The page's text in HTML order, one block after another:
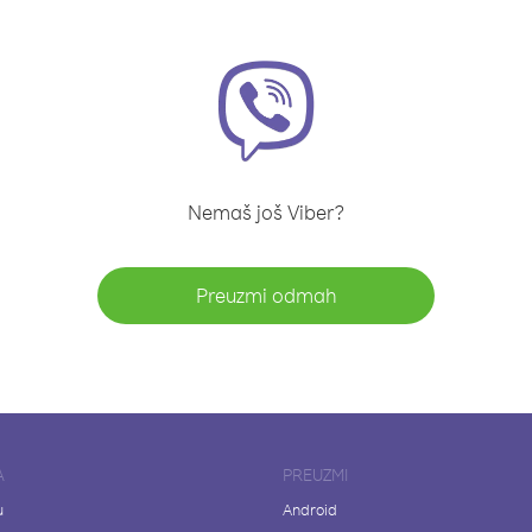
Nemaš još Viber?
Preuzmi odmah
PREUZMI
Android